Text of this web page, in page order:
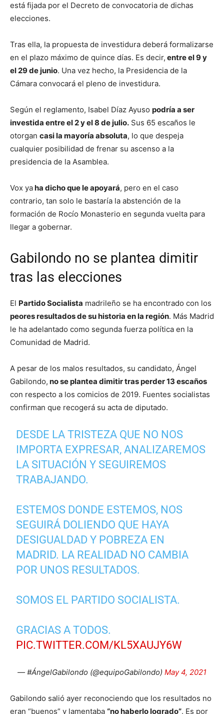
está fijada por el Decreto de convocatoria de dichas
elecciones.
Tras ella, la propuesta de investidura deberá formalizarse
en el plazo máximo de quince días. Es decir, entre el 9 y
el 29 de junio. Una vez hecho, la Presidencia de la
Cámara convocará el pleno de investidura.
Según el reglamento, Isabel Díaz Ayuso podría a ser
investida entre el 2 y el 8 de julio. Sus 65 escaños le
otorgan casi la mayoría absoluta, lo que despeja
cualquier posibilidad de frenar su ascenso a la
presidencia de la Asamblea.
Vox yaha dicho que le apoyará, pero en el caso
contrario, tan solo le bastaría la abstención de la
formación de Rocío Monasterio en segunda vuelta para
llegar a gobernar.
Gabilondo no se plantea dimitir
tras las elecciones
El Partido Socialista madrileño se ha encontrado con los
peores resultados de su historia en la región. Más Madrid
le ha adelantado como segunda fuerza política en la
Comunidad de Madrid.
A pesar de los malos resultados, su candidato, Ángel
Gabilondo, no se plantea dimitir tras perder 13 escaños
con respecto a los comicios de 2019. Fuentes socialistas
confirman que recogerá su acta de diputado.
DESDE LA TRISTEZA QUE NO NOS
IMPORTA EXPRESAR, ANALIZAREMOS
LA SITUACIÓN Y SEGUIREMOS
TRABAJANDO.
ESTEMOS DONDE ESTEMOS, NOS
SEGUIRÁ DOLIENDO QUE HAYA
DESIGUALDAD Y POBREZA EN
MADRID. LA REALIDAD NO CAMBIA
POR UNOS RESULTADOS.
SOMOS EL PARTIDO SOCIALISTA.
GRACIAS A TODOS.
PIC.TWITTER.COM/KL5XAUJY6W
— #ÁngelGabilondo (@equipoGabilondo) May 4, 2021
Gabilondo salió ayer reconociendo que los resultados no
eran “buenos” y lamentaba “no haberlo logrado”. Es por